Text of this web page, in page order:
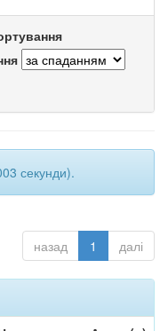
секунди).
назад 1 далі